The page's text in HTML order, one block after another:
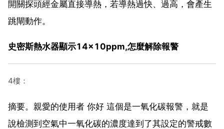
開關探頭經金屬直接導熱，若導熱過快、過高，會產生
跳閘動作。
史密斯熱水器顯示14×10ppm,怎麼解除報警
4樓：
摘要。親愛的使用者 你好 這個是一氧化碳報警，就是
說檢測到空氣中一氧化碳的濃度達到了其設定的警戒數